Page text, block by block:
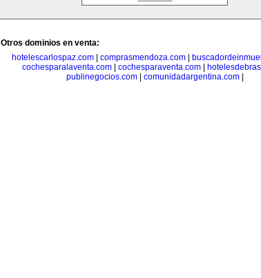
Otros dominios en venta:
hotelescarlospaz.com| comprasmendoza.com|
cochesparalaventa.com
cochesparaventa.com
publinegocios.com| comunidadargentina.com|